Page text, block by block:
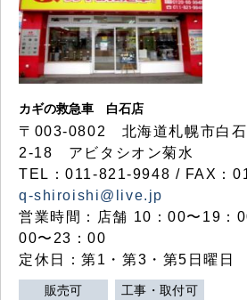
カギの救急車 白石店
〒003-0802 北海道札幌市白石
2-18 アビタシオン菊水
TEL：011-821-9948 / FAX：
q-shiroishi@live.jp
営業時間：店舗 10：00〜19：
00〜23：00
定休日：第1・第3・第5日曜日
販売可 工事・取付可